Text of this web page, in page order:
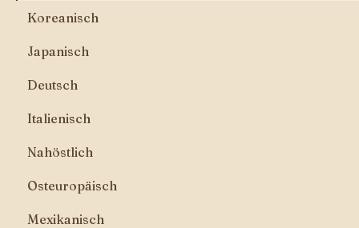
Koreanisch
Japanisch
Deutsch
Italienisch
Nahöstlich
Osteuropäisch
Mexikanisch